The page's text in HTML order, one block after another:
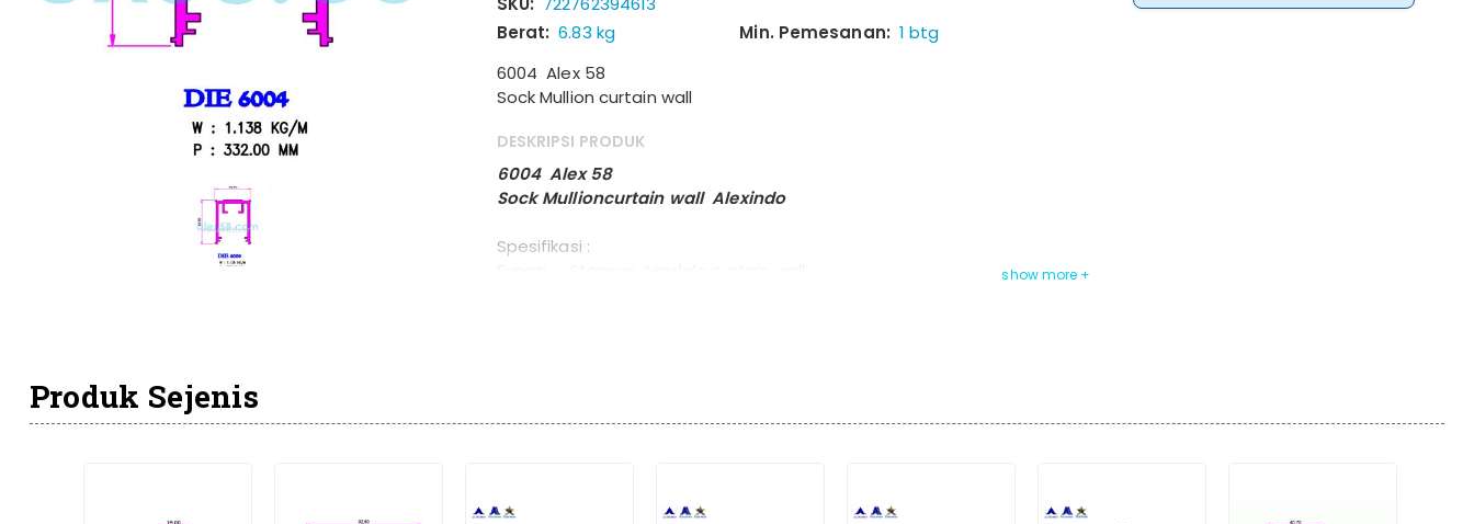
Berat: 6.83 kg Min. Pemesanan: 1 btg
6004 Alex 58
Sock Mullion curtain wall
DESKRIPSI PRODUK
6004 Alex 58
Sock Mullioncurtain wall Alexindo
Spesifikasi :
Produk Sejenis